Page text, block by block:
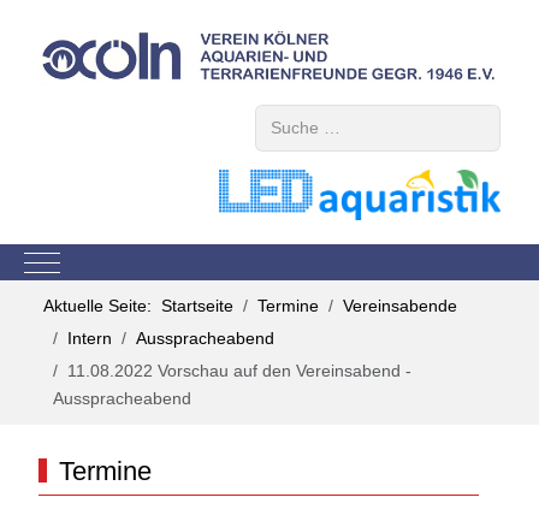
Mobile Menu Toggle
Aktuelle Seite: Startseite Termine
Vereinsabende
Intern
Ausspracheabend
11.08.2022 Vorschau auf den Vereinsabend -
Ausspracheabend
Termine